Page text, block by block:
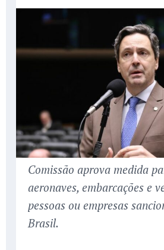
Comissão aprova medida
aeronaves, embarcações e
pessoas ou empresas
Brasil.